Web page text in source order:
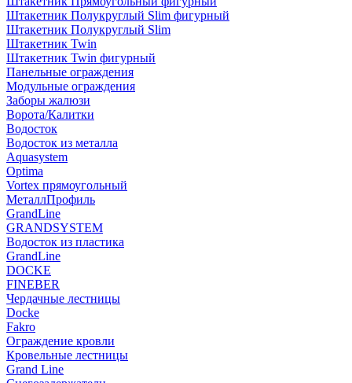
Штакетник Полукруглый Slim фигурный
Штакетник Полукруглый Slim
Штакетник Twin
Штакетник Twin фигурный
Панельные ограждения
Модульные ограждения
Заборы жалюзи
Ворота/Калитки
Водосток
Водосток из металла
Aquasystem
Optima
Vortex прямоугольный
МеталлПрофиль
GrandLine
GRANDSYSTEM
Водосток из пластика
GrandLine
DOCKE
FINEBER
Чердачные лестницы
Docke
Fakro
Ограждение кровли
Кровельные лестницы
Grand Line